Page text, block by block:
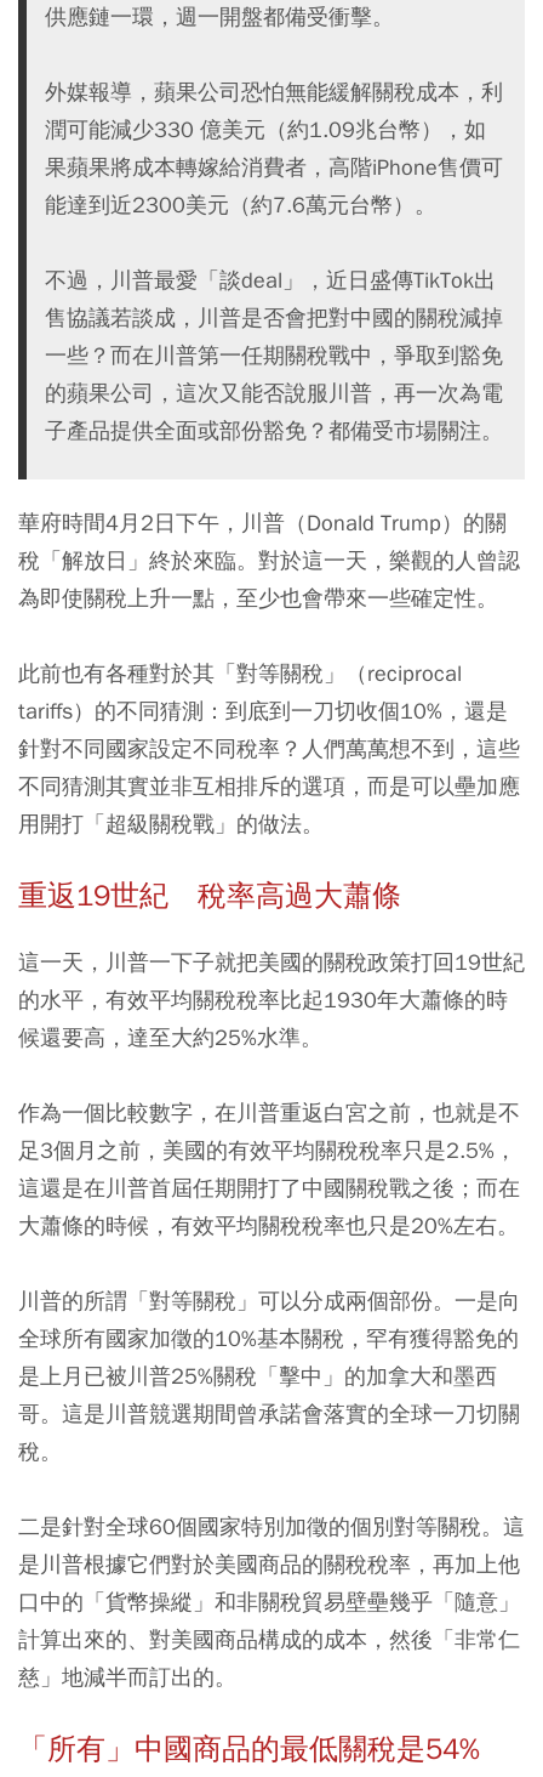
供應鏈一環，週一開盤都備受衝擊。
外媒報導，蘋果公司恐怕無能緩解關稅成本，利
潤可能減少330 億美元（約1.09兆台幣），如
果蘋果將成本轉嫁給消費者，高階iPhone售價可
能達到近2300美元（約7.6萬元台幣）。
不過，川普最愛「談deal」，近日盛傳TikTok出
售協議若談成，川普是否會把對中國的關稅減掉
一些？而在川普第一任期關稅戰中，爭取到豁免
的蘋果公司，這次又能否說服川普，再一次為電
子產品提供全面或部份豁免？都備受市場關注。
華府時間4月2日下午，川普（Donald Trump）的關
稅「解放日」終於來臨。對於這一天，樂觀的人曾認
為即使關稅上升一點，至少也會帶來一些確定性。
此前也有各種對於其「對等關稅」（reciprocal
tariffs）的不同猜測：到底到一刀切收個10%，還是
針對不同國家設定不同稅率？人們萬萬想不到，這些
不同猜測其實並非互相排斥的選項，而是可以壘加應
用開打「超級關稅戰」的做法。
重返19世紀 稅率高過大蕭條
這一天，川普一下子就把美國的關稅政策打回19世紀
的水平，有效平均關稅稅率比起1930年大蕭條的時
候還要高，達至大約25%水準。
作為一個比較數字，在川普重返白宮之前，也就是不
足3個月之前，美國的有效平均關稅稅率只是2.5%，
這還是在川普首屆任期開打了中國關稅戰之後；而在
大蕭條的時候，有效平均關稅稅率也只是20%左右。
川普的所謂「對等關稅」可以分成兩個部份。一是向
全球所有國家加徵的10%基本關稅，罕有獲得豁免的
是上月已被川普25%關稅「擊中」的加拿大和墨西
哥。這是川普競選期間曾承諾會落實的全球一刀切關
稅。
二是針對全球60個國家特別加徵的個別對等關稅。這
是川普根據它們對於美國商品的關稅稅率，再加上他
口中的「貨幣操縱」和非關稅貿易壁壘幾乎「隨意」
計算出來的、對美國商品構成的成本，然後「非常仁
慈」地減半而訂出的。
「所有」中國商品的最低關稅是54%